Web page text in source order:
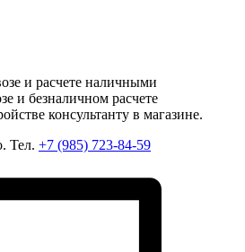
и расчете наличными
и безналичном расчете
консультанту в магазине.
Тел. +7 (985) 723-84-59